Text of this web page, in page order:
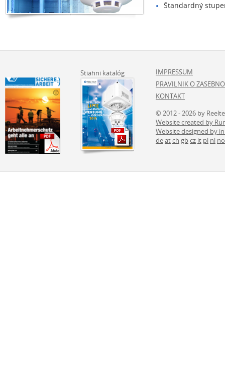
Štandardný
Stiahni katalóg
IMPRESSUM
PRAVILNIK O
KONTAKT
© 2012 - 2026 by
Website created by
Website designed by
deatch gbcz it pl nl no